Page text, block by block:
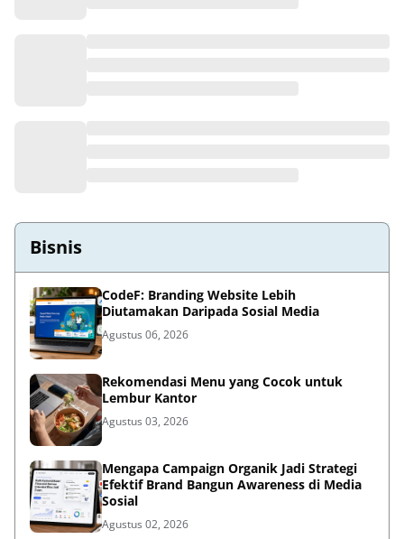
Bisnis
CodeF: Branding Website Lebih
Diutamakan Daripada Sosial Media
Agustus 06, 2026
Rekomendasi Menu yang Cocok untuk
Lembur Kantor
Agustus 03, 2026
Mengapa Campaign Organik Jadi Strategi
Efektif Brand Bangun Awareness di Media
Sosial
Agustus 02, 2026